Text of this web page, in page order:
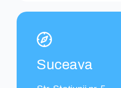
Suceava